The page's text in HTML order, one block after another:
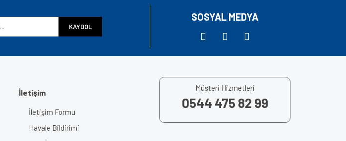
KAYDOL
SOSYAL MEDYA
İletişim
İletişim Formu
Havale Bildirimi
Müşteri Hizmetleri
0544 475 82 99